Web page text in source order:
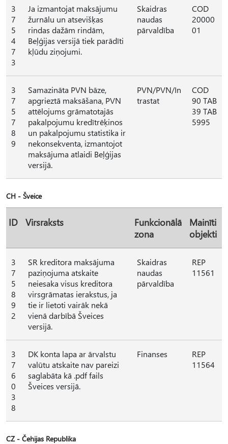
3
7
5
4
7
3
Ja izmantojat maksājumu
žurnālu un atsevišķas
rindas dažām rindām,
Beļģijas versijā tiek parādīti
kļūdu ziņojumi.
Skaidras
naudas
pārvaldība
COD
20000
01
3
7
5
7
8
9
Samazināta PVN bāze,
apgrieztā maksāšana, PVN
attēlojums grāmatotajās
pakalpojumu kredītrēķinos
un pakalpojumu statistika ir
nekonsekventa, izmantojot
maksājuma atlaidi Beļģijas
versijā.
PVN/PVN/In
trastat
COD
90 TAB
39 TAB
5995
CH - Šveice
ID Virsraksts
Funkcionālā
zona
Mainīti
objekti
3
7
5
8
9
2
SR kreditora maksājuma
paziņojuma atskaite
neiesaka visus kreditora
virsgrāmatas ierakstus, ja
tie ir lietoti vairāk nekā
vienā darbībā Šveices
versijā.
Skaidras
naudas
pārvaldība
REP
11561
3
7
6
0
3
8
DK konta lapa ar ārvalstu
valūtu atskaite nav pareizi
saglabāta kā .pdf fails
Šveices versijā.
Finanses
REP
11564
CZ - Čehijas Republika